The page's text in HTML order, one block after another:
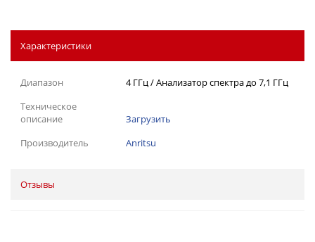
Характеристики
Диапазон
4 ГГц / Анализатор спектра до 7,1 ГГц
Техническое
описание
Загрузить
Производитель
Anritsu
Отзывы